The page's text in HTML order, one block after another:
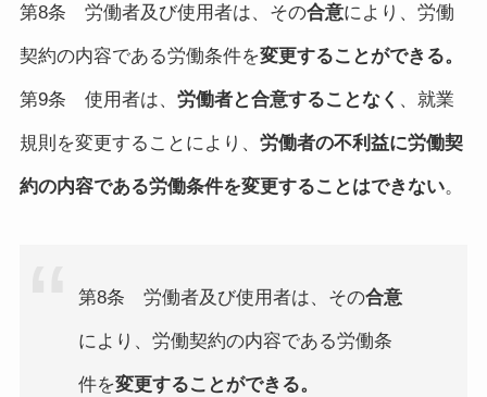
第8条 労働者及び使用者は、その合意により、労働
契約の内容である労働条件を変更することができる。
第9条 使用者は、 労働者と合意することなく 、就業
規則を変更することにより、 労働者の不利益に労働契
約の内容である労働条件を変更することはできない。
第8条 労働者及び使用者は、その合意
により、労働契約の内容である労働条
件を変更することができる。